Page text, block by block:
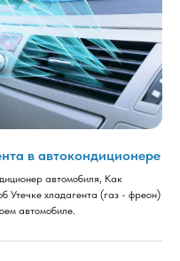
в автокондиционере
автомобиля, Как
Утечке хладагента (газ - фреон)
автомобиле.